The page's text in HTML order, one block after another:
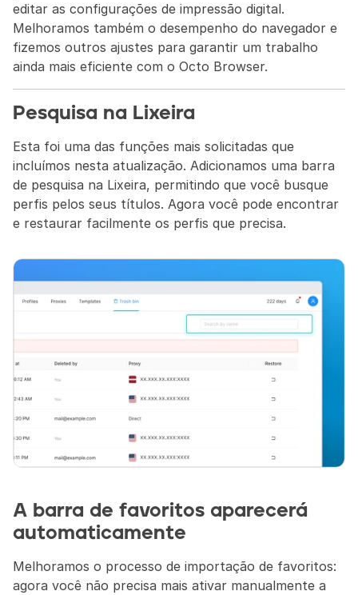
editar as configurações de impressão digital.
Melhoramos também o desempenho do navegador e
fizemos outros ajustes para garantir um trabalho
ainda mais eficiente com o Octo Browser.
Pesquisa na Lixeira
Esta foi uma das funções mais solicitadas que
incluímos nesta atualização. Adicionamos uma barra
de pesquisa na Lixeira, permitindo que você busque
perfis pelos seus títulos. Agora você pode encontrar
e restaurar facilmente os perfis que precisa.
A barra de favoritos aparecerá
automaticamente
Melhoramos o processo de importação de favoritos:
agora você não precisa mais ativar manualmente a